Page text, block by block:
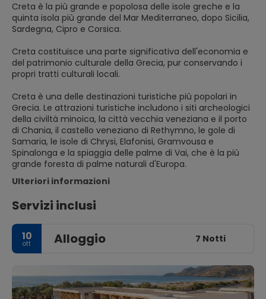
Creta è la più grande e popolosa delle isole greche e la
quinta isola più grande del Mar Mediterraneo, dopo Sicilia,
Sardegna, Cipro e Corsica.
Creta costituisce una parte significativa dell'economia e
del patrimonio culturale della Grecia, pur conservando i
propri tratti culturali locali.
Creta è una delle destinazioni turistiche più popolari in
Grecia. Le attrazioni turistiche includono i siti archeologici
della civiltà minoica, la città vecchia veneziana e il porto
di Chania, il castello veneziano di Rethymno, le gole di
Samaria, le isole di Chrysi, Elafonisi, Gramvousa e
Spinalonga e la spiaggia delle palme di Vai, che è la più
grande foresta di palme naturali d'Europa.
Ulteriori informazioni
Servizi inclusi
10
ott Alloggio 7 Notti